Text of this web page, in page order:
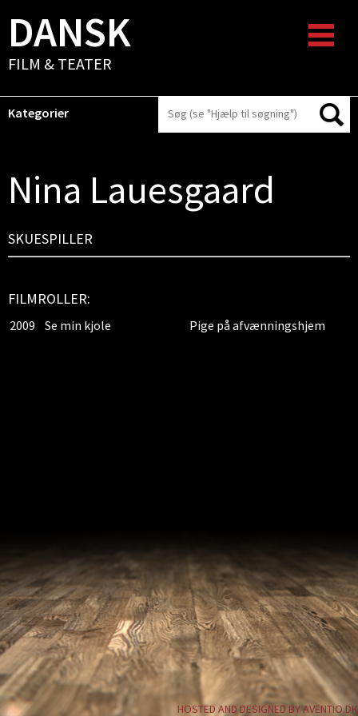
DANSK
FILM & TEATER
Kategorier
Nina Lauesgaard
SKUESPILLER
FILMROLLER:
2009 Se min kjole Pige på afvænningshjem
HOSTED AND DESIGNED BY AVENTIO.DK